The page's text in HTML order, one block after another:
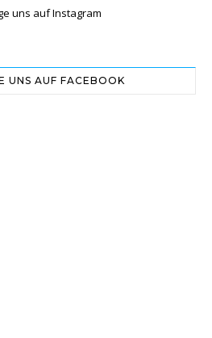
uns auf Instagram
UNS AUF FACEBOOK